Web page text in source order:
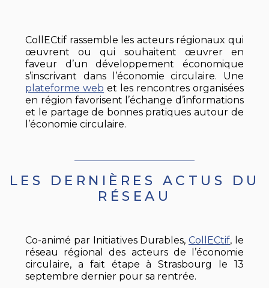
CollECtif rassemble les acteurs régionaux qui
œuvrent ou qui souhaitent œuvrer en
faveur d’un développement économique
s’inscrivant dans l’économie circulaire. Une
plateforme web et les rencontres organisées
en région favorisent l’échange d’informations
et le partage de bonnes pratiques autour de
l’économie circulaire.
LES DERNIÈRES ACTUS DU
RÉSEAU
Co-animé par Initiatives Durables, CollECtif, le
réseau régional des acteurs de l’économie
circulaire, a fait étape à Strasbourg le 13
septembre dernier pour sa rentrée.